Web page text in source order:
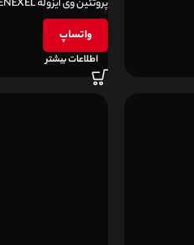
پروتئین وی ایزوله ZENEXEL
واتساپ
اطلاعات بیشتر